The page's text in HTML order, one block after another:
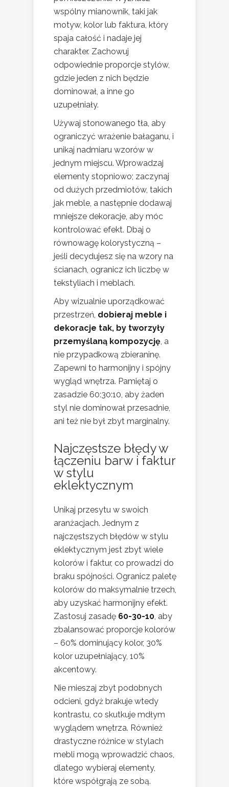
wspólny mianownik, taki jak
motyw, kolor lub faktura, który
spaja całość i nadaje jej
charakter. Zachowuj
odpowiednie proporcje stylów,
gdzie jeden z nich będzie
dominował, a inne go
uzupełniały.
Używaj stonowanego tła, aby
ograniczyć wrażenie bałaganu, i
unikaj nadmiaru wzorów w
jednym miejscu. Wprowadzaj
elementy stopniowo; zaczynaj
od dużych przedmiotów, takich
jak meble, a następnie dodawaj
mniejsze dekoracje, aby móc
kontrolować efekt. Dbaj o
równowagę kolorystyczną –
jeśli decydujesz się na wzory na
ścianach, ogranicz ich liczbę w
tekstyliach i meblach.
Aby wizualnie uporządkować
przestrzeń, dobieraj meble i
dekoracje tak, by tworzyły
przemyślaną kompozycję, a
nie przypadkową zbieraninę.
Zapewni to harmonijny i spójny
wygląd wnętrza. Pamiętaj o
zasadzie 60:30:10, aby żaden
styl nie dominował przesadnie,
ani też nie był zbyt marginalny.
Najczęstsze błędy w
łączeniu barw i faktur
w stylu
eklektycznym
Unikaj przesytu w swoich
aranżacjach. Jednym z
najczęstszych błędów w stylu
eklektycznym jest zbyt wiele
kolorów i faktur, co prowadzi do
braku spójności. Ogranicz paletę
kolorów do maksymalnie trzech,
aby uzyskać harmonijny efekt.
Zastosuj zasadę 60-30-10, aby
zbalansować proporcje kolorów
– 60% dominujący kolor, 30%
kolor uzupełniający, 10%
akcentowy.
Nie mieszaj zbyt podobnych
odcieni, gdyż brakuje wtedy
kontrastu, co skutkuje mdłym
wyglądem wnętrza. Również
drastyczne różnice w stylach
mebli mogą wprowadzić chaos,
dlatego wybieraj elementy,
które współgrają ze sobą.